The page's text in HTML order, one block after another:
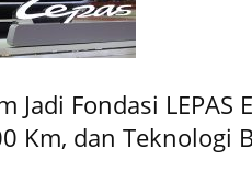
Jadi Fondasi LEPAS
Km, dan Teknologi